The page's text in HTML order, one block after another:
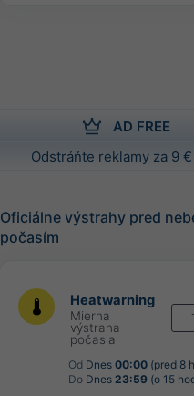
AD FREE
Odstráňte reklamy za 9
Oficiálne výstrahy pred
počasím
Heatwarning
Mierna
výstraha
počasia
Od Dnes 00:00 (pred 8
Do Dnes 23:59 (o 15